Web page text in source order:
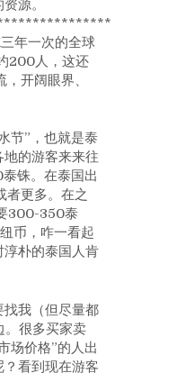
源。
年一次的全球
200人，这还
开阔眼界、
节”，也就是泰
的游客来来往
铢。在泰国出
更多。在之
300-350泰
币，咋一看起
朴的泰国人肯
我（但尽量都
很多买家卖
场价格”的人出
看到现在游客